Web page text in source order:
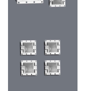
বাইপোলার প্লেট অ্যাপ্লিকেশন